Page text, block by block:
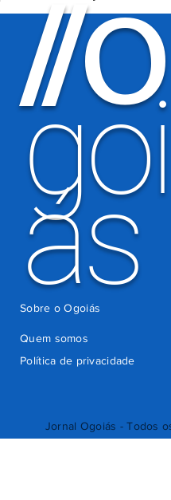
de 600 mil
motoristas
por
cobrança
indevida do
Detran-GO
há 4 dias
Jornal Ogoiás - Todos
//O
goi
ás
Quem somos
Política de privacidade
Sobre o Ogoiás